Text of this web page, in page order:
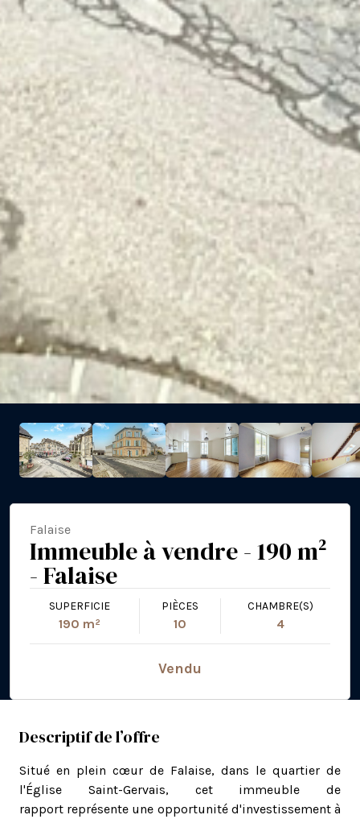
Falaise
Immeuble à vendre - 190 m²
- Falaise
SUPERFICIE
190 m²
PIÈCES
10
CHAMBRE(S)
4
Vendu
Descriptif de l’offre
Situé en plein cœur de Falaise, dans le quartier de
l'Église Saint-Gervais, cet immeuble de
rapport représente une opportunité d'investissement à